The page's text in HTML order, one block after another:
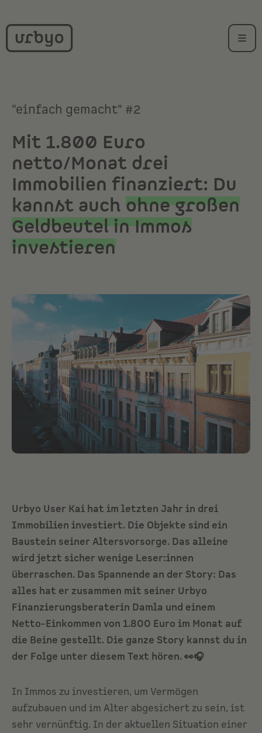
"einfach gemacht" #2
Mit 1.800 Euro
netto/Monat drei
Immobilien finanziert: Du
kannst auch ohne großen
Geldbeutel in Immos
investieren
Urbyo User Kai hat im letzten Jahr in drei
Immobilien investiert. Die Objekte sind ein
Baustein seiner Altersvorsorge. Das alleine
wird jetzt sicher wenige Leser:innen
überraschen. Das Spannende an der Story: Das
alles hat er zusammen mit seiner Urbyo
Finanzierungsberaterin Damla und einem
Netto-Einkommen von 1.800 Euro im Monat auf
die Beine gestellt. Die ganze Story kannst du in
der Folge unter diesem Text hören. 👀🎧
In Immos zu investieren, um Vermögen
aufzubauen und im Alter abgesichert zu sein, ist
sehr vernünftig. In der aktuellen Situation einer